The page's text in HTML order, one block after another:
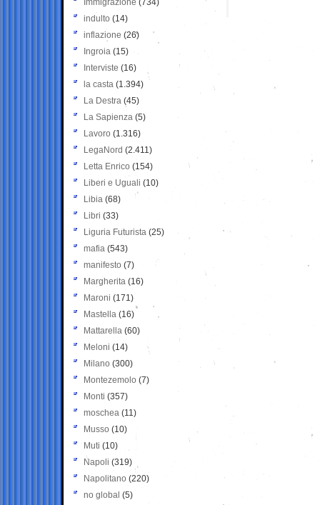
Immigrazione (734)
indulto (14)
inflazione (26)
Ingroia (15)
Interviste (16)
la casta (1.394)
La Destra (45)
La Sapienza (5)
Lavoro (1.316)
LegaNord (2.411)
Letta Enrico (154)
Liberi e Uguali (10)
Libia (68)
Libri (33)
Liguria Futurista (25)
mafia (543)
manifesto (7)
Margherita (16)
Maroni (171)
Mastella (16)
Mattarella (60)
Meloni (14)
Milano (300)
Montezemolo (7)
Monti (357)
moschea (11)
Musso (10)
Muti (10)
Napoli (319)
Napolitano (220)
no global (5)